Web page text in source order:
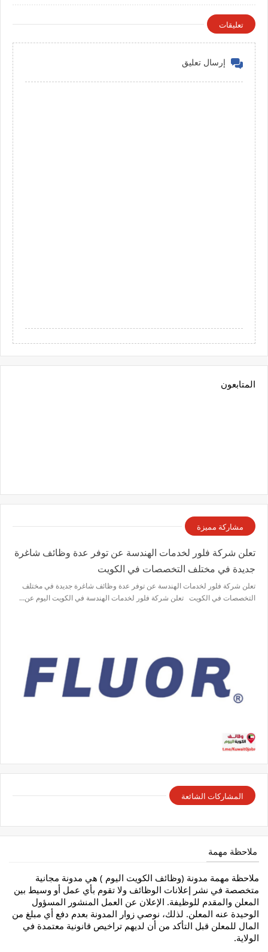
تعليقات
إرسال تعليق
المتابعون
مشاركة مميزة
تعلن شركة فلور لخدمات الهندسة عن توفر عدة وظائف شاغرة
جديدة في مختلف التخصصات في الكويت
تعلن شركة فلور لخدمات الهندسة عن توفر عدة وظائف شاغرة جديدة في مختلف
التخصصات في الكويت تعلن شركة فلور لخدمات الهندسة في الكويت اليوم عن…
المشاركات الشائعة
ملاحظة مهمة
ملاحظة مهمة مدونة (وظائف الكويت اليوم ) هي مدونة مجانية
متخصصة في نشر إعلانات الوظائف ولا تقوم بأي عمل أو وسيط بين
المعلن والمقدم للوظيفة. الإعلان عن العمل المنشور المسؤول
الوحيدة عنه المعلن. لذلك، نوصي زوار المدونة بعدم دفع أي مبلغ من
المال للمعلن قبل التأكد من أن لديهم تراخيص قانونية معتمدة في
الولاية.